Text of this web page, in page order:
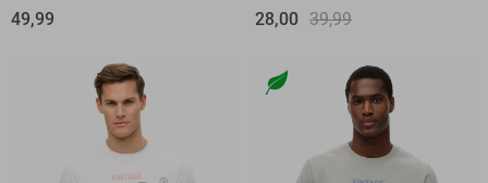
49,99
28,00 39,99